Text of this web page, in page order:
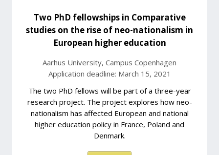
Two PhD fellowships in Comparative
studies on the rise of neo-nationalism in
European higher education
Aarhus University, Campus Copenhagen
Application deadline: March 15, 2021
The two PhD fellows will be part of a three-year
research project. The project explores how neo-
nationalism has affected European and national
higher education policy in France, Poland and
Denmark.